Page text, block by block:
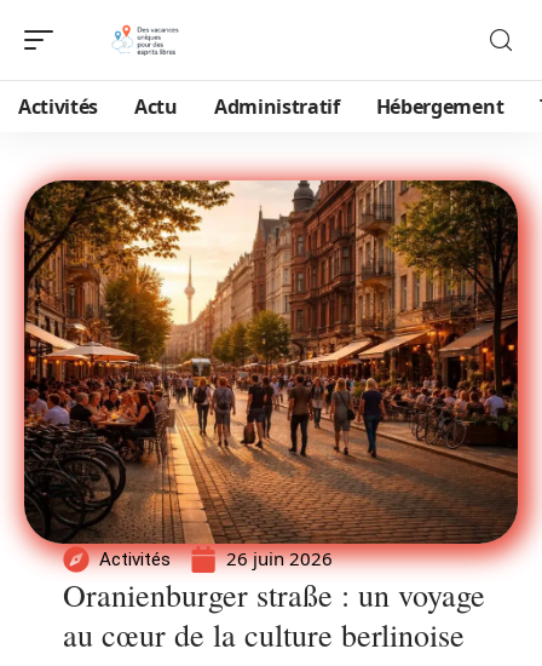
Activités Actu Administratif Hébergement
Activités 26 juin 2026
Oranienburger straße : un voyage
au cœur de la culture berlinoise